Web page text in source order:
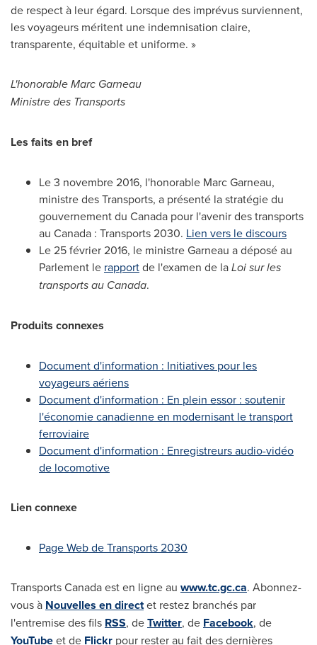
de respect à leur égard. Lorsque des imprévus surviennent,
les voyageurs méritent une indemnisation claire,
transparente, équitable et uniforme. »
L'honorableMarc Garneau
Ministre des Transports
Les faits en bref
Le 3 novembre 2016, l'honorable Marc Garneau,
ministre des Transports, a présenté la stratégie du
gouvernement du Canada pour l'avenir des transports
au Canada : Transports 2030. Lien vers le discours
Le 25 février 2016, le ministre Garneau a déposé au
Parlement le rapportde l'examen de laLoi sur les
transports au Canada.
Produits connexes
Document d'information : Initiatives pour les
voyageurs aériens
Document d'information : En plein essor : soutenir
l'économie canadienne en modernisant le transport
ferroviaire
Document d'information : Enregistreurs audio-vidéo
de locomotive
Lien connexe
Page Web de Transports 2030
TransportsCanadaest en ligne au www.tc.gc.ca. Abonnez-
vous à Nouvelles en directet restez branchés par
l'entremise des fils RSS, deTwitter, de Facebook, de
YouTubeet de Flickr pour rester au fait des dernières